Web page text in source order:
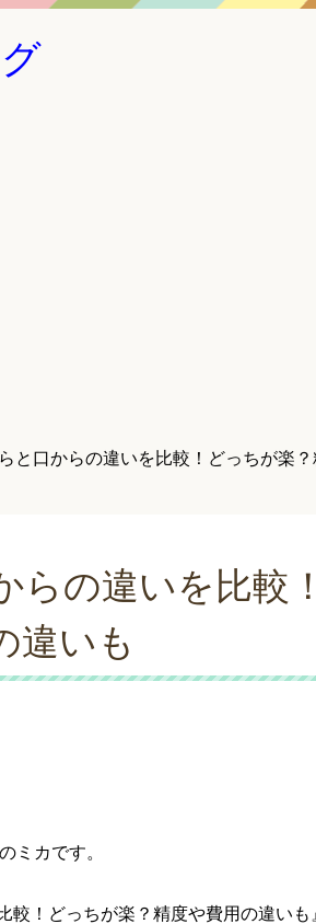
と口からの違いを比較！どっちが楽
らの違いを比較
違いも
ミカです。
較！どっちが楽？精度や費用の違いも